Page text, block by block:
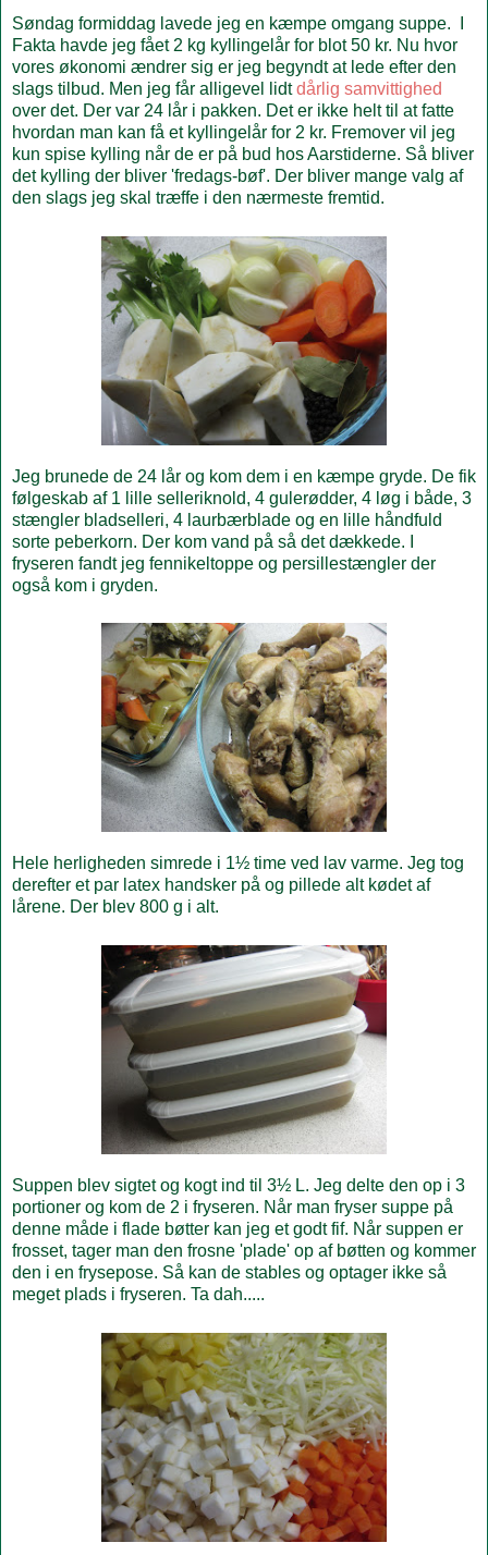
Søndag formiddag lavede jeg en kæmpe omgang suppe. I
Fakta havde jeg fået 2 kg kyllingelår for blot 50 kr. Nu hvor
vores økonomi ændrer sig er jeg begyndt at lede efter den
slags tilbud. Men jeg får alligevel lidtdårlig samvittighed
over det. Der var 24 lår i pakken. Det er ikke helt til at fatte
hvordan man kan få et kyllingelår for 2 kr. Fremover vil jeg
kun spise kylling når de er på bud hos Aarstiderne. Så bliver
det kylling der bliver 'fredags-bøf'. Der bliver mange valg af
den slags jeg skal træffe i den nærmeste fremtid.
Jeg brunede de 24 lår og kom dem i en kæmpe gryde. De fik
følgeskab af 1 lille selleriknold, 4 gulerødder, 4 løg i både, 3
stængler bladselleri, 4 laurbærblade og en lille håndfuld
sorte peberkorn. Der kom vand på så det dækkede. I
fryseren fandt jeg fennikeltoppe og persillestængler der
også kom i gryden.
Hele herligheden simrede i 1½ time ved lav varme. Jeg tog
derefter et par latex handsker på og pillede alt kødet af
lårene. Der blev 800 g i alt.
Suppen blev sigtet og kogt ind til 3½ L. Jeg delte den op i 3
portioner og kom de 2 i fryseren. Når man fryser suppe på
denne måde i flade bøtter kan jeg et godt fif. Når suppen er
frosset, tager man den frosne 'plade' op af bøtten og kommer
den i en frysepose. Så kan de stables og optager ikke så
meget plads i fryseren. Ta dah.....